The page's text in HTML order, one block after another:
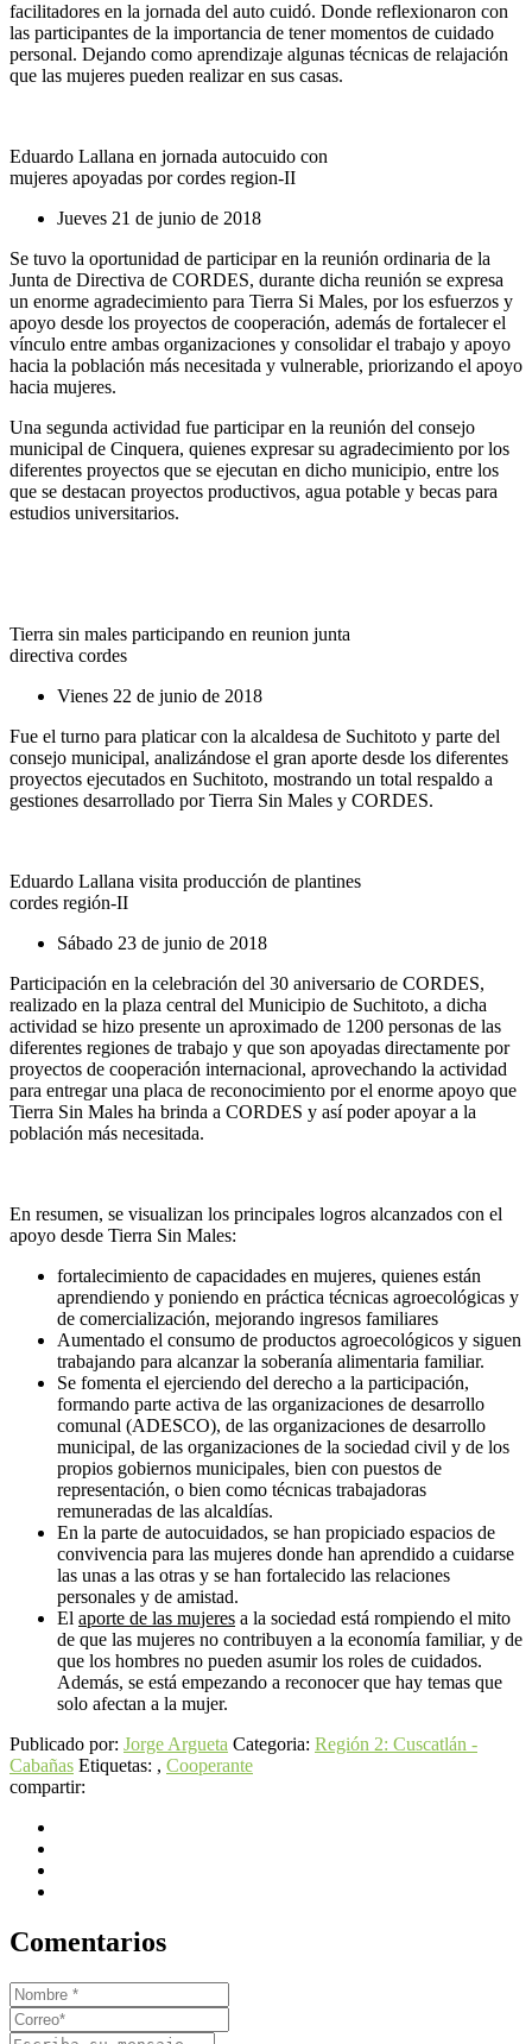
facilitadores en la jornada del auto cuidó. Donde reflexionaron con
las participantes de la importancia de tener momentos de cuidado
personal. Dejando como aprendizaje algunas técnicas de relajación
que las mujeres pueden realizar en sus casas.
Eduardo Lallana en jornada autocuido con
mujeres apoyadas por cordes region-II
Jueves 21 de junio de 2018
Se tuvo la oportunidad de participar en la reunión ordinaria de la
Junta de Directiva de CORDES, durante dicha reunión se expresa
un enorme agradecimiento para Tierra Si Males, por los esfuerzos y
apoyo desde los proyectos de cooperación, además de fortalecer el
vínculo entre ambas organizaciones y consolidar el trabajo y apoyo
hacia la población más necesitada y vulnerable, priorizando el apoyo
hacia mujeres.
Una segunda actividad fue participar en la reunión del consejo
municipal de Cinquera, quienes expresar su agradecimiento por los
diferentes proyectos que se ejecutan en dicho municipio, entre los
que se destacan proyectos productivos, agua potable y becas para
estudios universitarios.
Tierra sin males participando en reunion junta
directiva cordes
Vienes 22 de junio de 2018
Fue el turno para platicar con la alcaldesa de Suchitoto y parte del
consejo municipal, analizándose el gran aporte desde los diferentes
proyectos ejecutados en Suchitoto, mostrando un total respaldo a
gestiones desarrollado por Tierra Sin Males y CORDES.
Eduardo Lallana visita producción de plantines
cordes región-II
Sábado 23 de junio de 2018
Participación en la celebración del 30 aniversario de CORDES,
realizado en la plaza central del Municipio de Suchitoto, a dicha
actividad se hizo presente un aproximado de 1200 personas de las
diferentes regiones de trabajo y que son apoyadas directamente por
proyectos de cooperación internacional, aprovechando la actividad
para entregar una placa de reconocimiento por el enorme apoyo que
Tierra Sin Males ha brinda a CORDES y así poder apoyar a la
población más necesitada.
En resumen, se visualizan los principales logros alcanzados con el
apoyo desde Tierra Sin Males:
fortalecimiento de capacidades en mujeres, quienes están
aprendiendo y poniendo en práctica técnicas agroecológicas y
de comercialización, mejorando ingresos familiares
Aumentado el consumo de productos agroecológicos y siguen
trabajando para alcanzar la soberanía alimentaria familiar.
Se fomenta el ejerciendo del derecho a la participación,
formando parte activa de las organizaciones de desarrollo
comunal (ADESCO), de las organizaciones de desarrollo
municipal, de las organizaciones de la sociedad civil y de los
propios gobiernos municipales, bien con puestos de
representación, o bien como técnicas trabajadoras
remuneradas de las alcaldías.
En la parte de autocuidados, se han propiciado espacios de
convivencia para las mujeres donde han aprendido a cuidarse
las unas a las otras y se han fortalecido las relaciones
personales y de amistad.
El aporte de las mujeres a la sociedad está rompiendo el mito
de que las mujeres no contribuyen a la economía familiar, y de
que los hombres no pueden asumir los roles de cuidados.
Además, se está empezando a reconocer que hay temas que
solo afectan a la mujer.
Publicado por: Jorge Argueta Categoria: Región 2: Cuscatlán -
Cabañas Etiquetas: , Cooperante
compartir:
Comentarios